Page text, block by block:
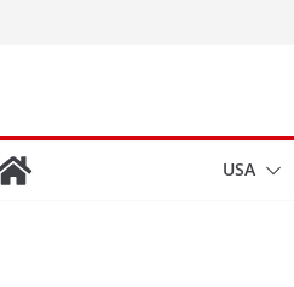
USA